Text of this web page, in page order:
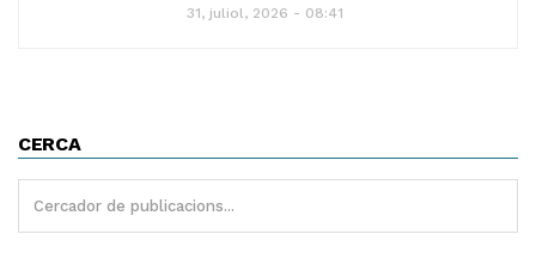
31, juliol, 2026 - 08:41
CERCA